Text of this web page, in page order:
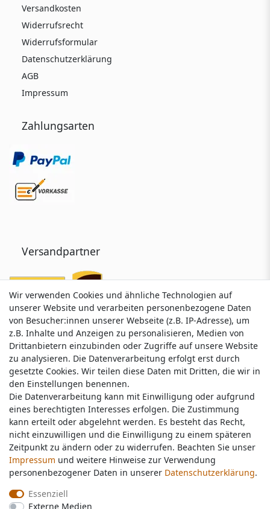
Versandkosten
Widerrufsrecht
Widerrufsformular
Datenschutzerklärung
AGB
Impressum
Zahlungsarten
Versandpartner
Service & Kontakt
Wünschen Sie einen Rückruf?
service@nawajo.de
Schreiben Sie uns:
service@nawajo.de
Wir verwenden Cookies und ähnliche Technologien auf
unserer Website und verarbeiten personenbezogene Daten
von Besucher:innen unserer Webseite (z.B. IP-Adresse), um
z.B. Inhalte und Anzeigen zu personalisieren, Medien von
Drittanbietern einzubinden oder Zugriffe auf unsere Website
zu analysieren. Die Datenverarbeitung erfolgt erst durch
gesetzte Cookies. Wir teilen diese Daten mit Dritten, die wir in
den Einstellungen benennen.
Die Datenverarbeitung kann mit Einwilligung oder aufgrund
eines berechtigten Interesses erfolgen. Die Zustimmung
kann erteilt oder abgelehnt werden. Es besteht das Recht,
nicht einzuwilligen und die Einwilligung zu einem späteren
Zeitpunkt zu ändern oder zu widerrufen. Beachten Sie unser
Impressum und weitere Hinweise zur Verwendung
personenbezogener Daten in unserer Daten­schutz­erklärung.
Essenziell
Externe Medien
Wir verwenden Cookies und ähnliche Technologien auf
unserer Website und verarbeiten personenbezogene Daten
von Besucher:innen unserer Webseite (z.B. IP-Adresse), um
z.B. Inhalte und Anzeigen zu personalisieren, Medien von
Drittanbietern einzubinden oder Zugriffe auf unsere Website
zu analysieren. Die Datenverarbeitung erfolgt erst durch
gesetzte Cookies. Wir teilen diese Daten mit Dritten, die wir in
den Einstellungen benennen.
Die Datenverarbeitung kann mit Einwilligung oder aufgrund
eines berechtigten Interesses erfolgen. Die Zustimmung
kann erteilt oder abgelehnt werden. Es besteht das Recht,
nicht einzuwilligen und die Einwilligung zu einem späteren
Zeitpunkt zu ändern oder zu widerrufen. Beachten Sie unser
Impressum und weitere Hinweise zur Verwendung
personenbezogener Daten in unserer Daten­schutz­erklärung.
Essenziell
Externe Medien